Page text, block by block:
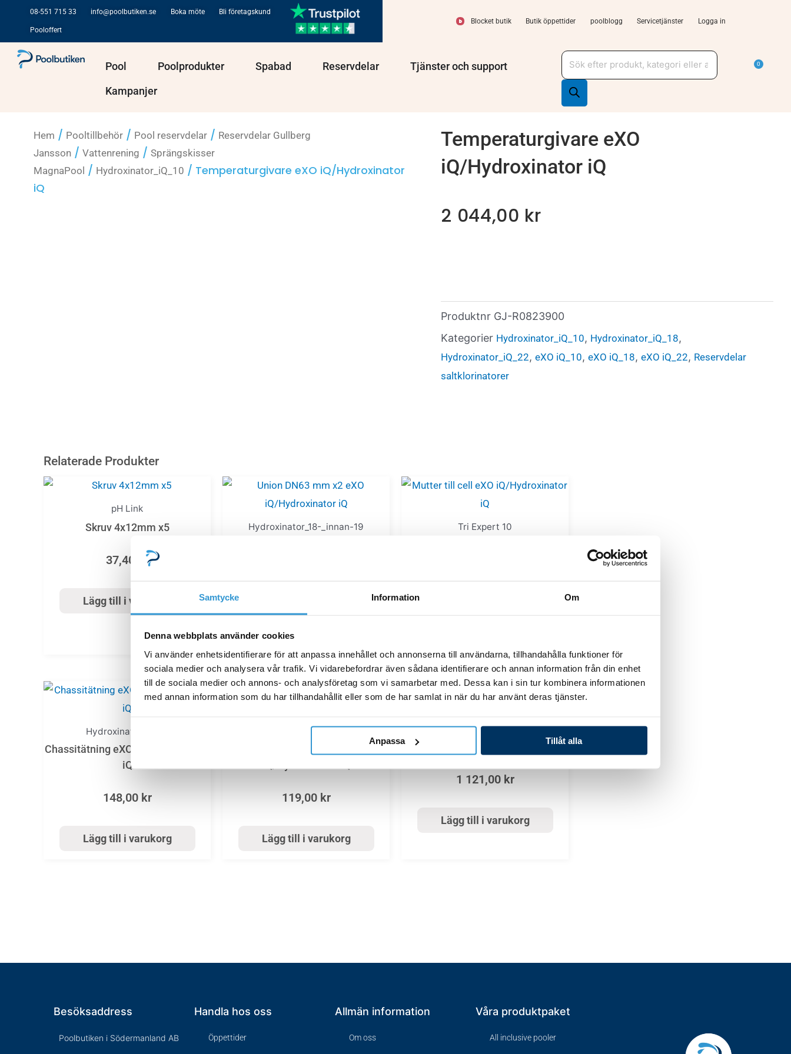
Samtycke Information Om
Denna webbplats använder cookies
Vi använder enhetsidentifierare för att anpassa innehållet och annonserna till användarna, tillhandahålla funktioner för
sociala medier och analysera vår trafik. Vi vidarebefordrar även sådana identifierare och annan information från din enhet
till de sociala medier och annons- och analysföretag som vi samarbetar med. Dessa kan i sin tur kombinera informationen
med annan information som du har tillhandahållit eller som de har samlat in när du har använt deras tjänster.
Anpassa Tillåt alla
innehåll
08-551 715 33 info@poolbutiken.se Boka möte Bli företagskund
Pooloffert
Blocket butik Butik öppettider poolblogg Servicetjänster Logga in
Pool Öppna PoolPoolprodukter Öppna Poolprodukter
Spabad Öppna Spabad
Reservdelar Öppna Reservdelar
Tjänster och support Öppna Tjänster och support
Kampanjer
Produktsökning 0
Hem / Pooltillbehör/ Pool reservdelar/ Reservdelar Gullberg
Jansson/ Vattenrening / Sprängskisser
MagnaPool / Hydroxinator_iQ_10 / Temperaturgivare eXO iQ/Hydroxinator
iQ
Temperaturgivare eXO
iQ/Hydroxinator iQ
2 044,00 kr
Produktnr GJ-R0823900
Kategorier Hydroxinator_iQ_10, Hydroxinator_iQ_18,
Hydroxinator_iQ_22,eXO iQ_10,eXO iQ_18,eXO iQ_22, Reservdelar
saltklorinatorer
Relaterade Produkter
pH Link
Skruv 4x12mm x5
37,40 kr
Lägg till i varukorg
Hydroxinator_18-_innan-19
Lägg till i varukorg
Tri Expert 10
Hydroxinator_iQ_10
Chassitätning eXO iQ/Hydroxinator
iQ
148,00 kr
Lägg till i varukorg
Hydroxinator_iQ_10
119,00 kr
Lägg till i varukorg
Anslutningskablage eXO
1 121,00 kr
Lägg till i varukorg
Besöksaddress
Poolbutiken i Södermanland AB
Handla hos oss
Öppettider
Allmän information
Om oss
Våra produktpaket
All inclusive pooler